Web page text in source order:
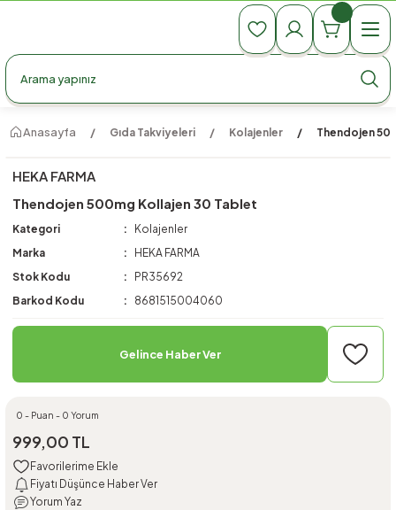
990 TL Üzeri Ücretsiz Kargo
990 TL Üzeri Ücretsiz Kargo
Anasayfa Gıda Takviyeleri Kolajenler Thendojen
HEKA FARMA
Thendojen 500mg Kollajen 30 Tablet
Kategori
Kolajenler
Marka
HEKA FARMA
Stok Kodu
PR35692
Barkod Kodu
8681515004060
Gelince Haber Ver
0 - Puan - 0 Yorum
999,00 TL
Fiyatı Düşünce Haber Ver
Yorum Yaz